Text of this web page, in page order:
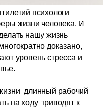
психологи
жизни человека. И
нашу жизнь
доказано,
уровень стресса и
длинный рабочий
на ходу приводят к